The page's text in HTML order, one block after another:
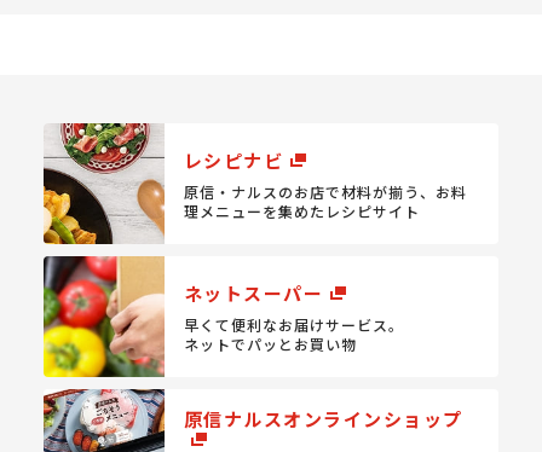
レシピナビ
原信・ナルスのお店で材料が揃う、 お料
理メニューを集めたレシピサイト
ネットスーパー
早くて便利なお届けサービス。
ネットでパッとお買い物
原信ナルスオンラインショップ